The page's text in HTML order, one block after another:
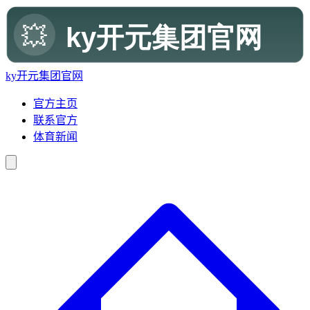
ky开元集团官网
官方主页
联系官方
体育新闻